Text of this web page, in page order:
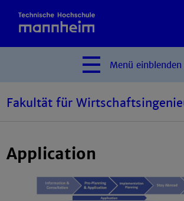
Menü einblenden
Fakultät für
Application